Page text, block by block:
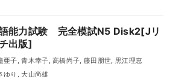
能力試験 完全模試N5 Disk2[Jリ
出版]
亜子, 青木幸子, 高橋尚子, 藤田朋世, 黒江理恵
ゆり, 大山尚雄